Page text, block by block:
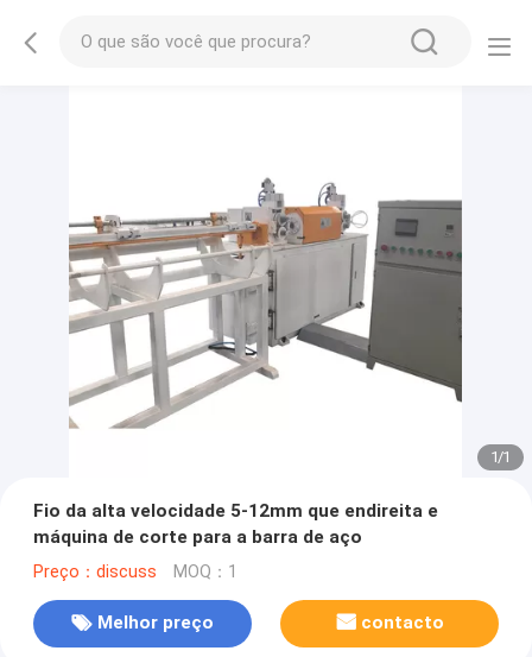
1/1
Fio da alta velocidade 5-12mm que endireita e
máquina de corte para a barra de aço
Preço：discuss MOQ：1
Melhor preço contacto